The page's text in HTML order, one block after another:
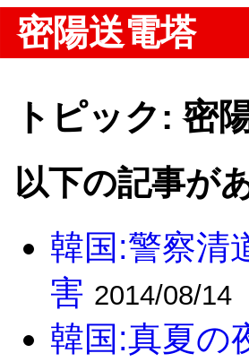
密陽送電塔
トピック: 密
以下の記事が
韓国:警察清
害 2014/08/14
韓国:真夏の